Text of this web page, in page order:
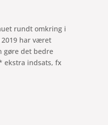
rundt omkring i
har været
gøre det bedre
ekstra indsats, fx